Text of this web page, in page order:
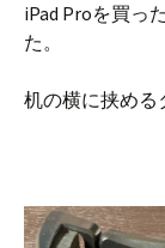
iPad Proを買っ
た。
机の横に挟める